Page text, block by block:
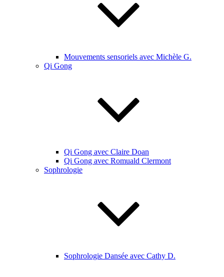
Mouvements sensoriels avec Michèle G.
Qi Gong
Qi Gong avec Claire Doan
Qi Gong avec Romuald Clermont
Sophrologie
Sophrologie Dansée avec Cathy D.